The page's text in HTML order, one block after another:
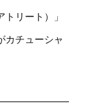
リート）」
カチューシャ